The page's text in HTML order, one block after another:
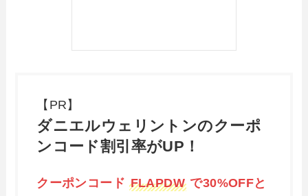
【PR】
ダニエルウェリントンのクーポ
ンコード割引率がUP！
クーポンコード FLAPDWで30%OFFと